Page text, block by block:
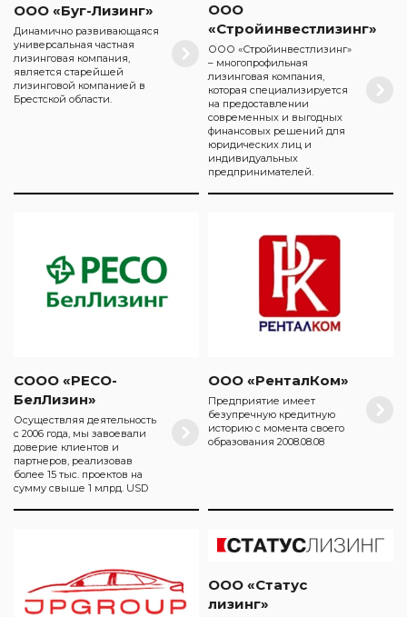
ООО «Буг-Лизинг»
Динамично развивающаяся
универсальная частная
лизинговая компания,
является старейшей
лизинговой компанией в
Брестской области.
ООО
«Стройинвестлизинг»
ООО «Стройинвестлизинг»
– многопрофильная
лизинговая компания,
которая специализируется
на предоставлении
современных и выгодных
финансовых решений для
юридических лиц и
индивидуальных
предпринимателей.
СООО «РЕСО-
БелЛизин»
Осуществляя деятельность
с 2006 года, мы завоевали
доверие клиентов и
партнеров, реализовав
более 15 тыс. проектов на
сумму свыше 1 млрд. USD
ООО «РенталКом»
Предприятие имеет
безупречную кредитную
историю с момента своего
образования 2008.08.08
ООО «Статус
лизинг»